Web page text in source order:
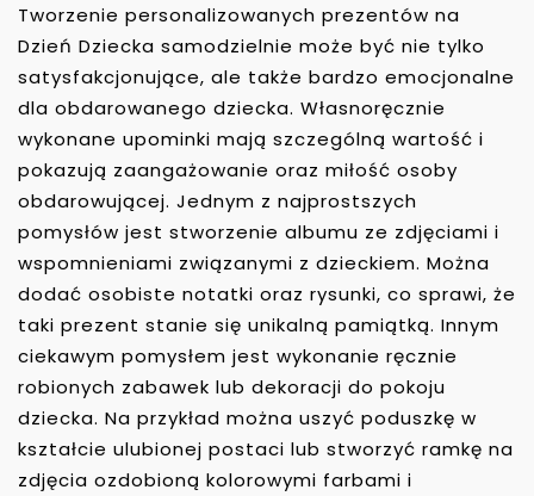
Tworzenie personalizowanych prezentów na
Dzień Dziecka samodzielnie może być nie tylko
satysfakcjonujące, ale także bardzo emocjonalne
dla obdarowanego dziecka. Własnoręcznie
wykonane upominki mają szczególną wartość i
pokazują zaangażowanie oraz miłość osoby
obdarowującej. Jednym z najprostszych
pomysłów jest stworzenie albumu ze zdjęciami i
wspomnieniami związanymi z dzieckiem. Można
dodać osobiste notatki oraz rysunki, co sprawi, że
taki prezent stanie się unikalną pamiątką. Innym
ciekawym pomysłem jest wykonanie ręcznie
robionych zabawek lub dekoracji do pokoju
dziecka. Na przykład można uszyć poduszkę w
kształcie ulubionej postaci lub stworzyć ramkę na
zdjęcia ozdobioną kolorowymi farbami i